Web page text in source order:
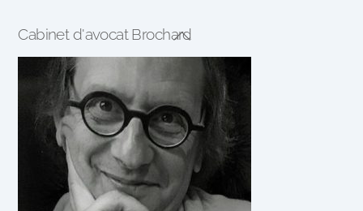
Back
Cabinet d'avocat Brochard